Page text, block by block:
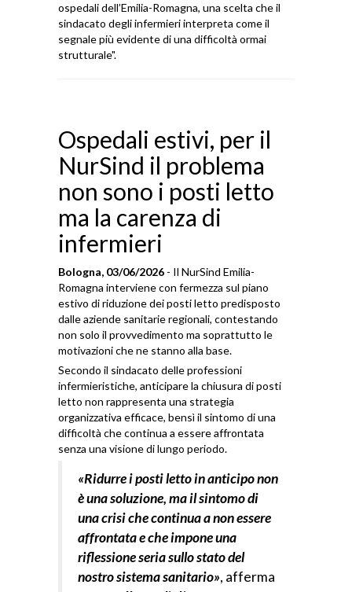
ospedali dell’Emilia-Romagna, una scelta che il
sindacato degli infermieri interpreta come il
segnale più evidente di una difficoltà ormai
strutturale".
Ospedali estivi, per il
NurSind il problema
non sono i posti letto
ma la carenza di
infermieri
Bologna, 03/06/2026 - Il NurSind Emilia-
Romagna interviene con fermezza sul piano
estivo di riduzione dei posti letto predisposto
dalle aziende sanitarie regionali, contestando
non solo il provvedimento ma soprattutto le
motivazioni che ne stanno alla base.
Secondo il sindacato delle professioni
infermieristiche, anticipare la chiusura di posti
letto non rappresenta una strategia
organizzativa efficace, bensì il sintomo di una
difficoltà che continua a essere affrontata
senza una visione di lungo periodo.
«Ridurre i posti letto in anticipo non
è una soluzione, ma il sintomo di
una crisi che continua a non essere
affrontata e che impone una
riflessione seria sullo stato del
nostro sistema sanitario», afferma